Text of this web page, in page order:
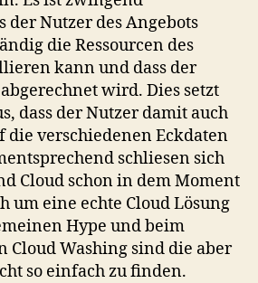
der Nutzer des Angebots
die Ressourcen des
kann und dass der
wird. Dies setzt
dass der Nutzer damit auch
verschiedenen Eckdaten
schliesen sich
Cloud schon in dem Moment
um eine echte Cloud Lösung
Hype und beim
Cloud Washing sind die aber
so einfach zu finden.